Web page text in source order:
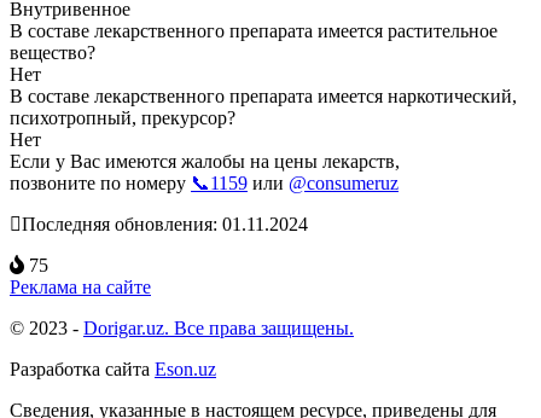
Внутривенное
В составе лекарственного препарата имеется растительное
вещество?
Нет
В составе лекарственного препарата имеется наркотический,
психотропный, прекурсор?
Нет
Если у Вас имеются жалобы на цены лекарств,
позвоните по номеру 📞1159 или @consumeruz
Последняя обновления: 01.11.2024
75
Реклама на сайте
© 2023 - Dorigar.uz. Все права защищены.
Разработка сайта Eson.uz
Сведения, указанные в настоящем ресурсе, приведены для